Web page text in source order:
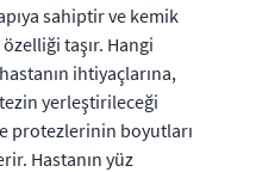
sahiptir ve kemik
taşır. Hangi
ihtiyaçlarına,
yerleştirileceği
protezlerinin boyutları
Hastanın yüz